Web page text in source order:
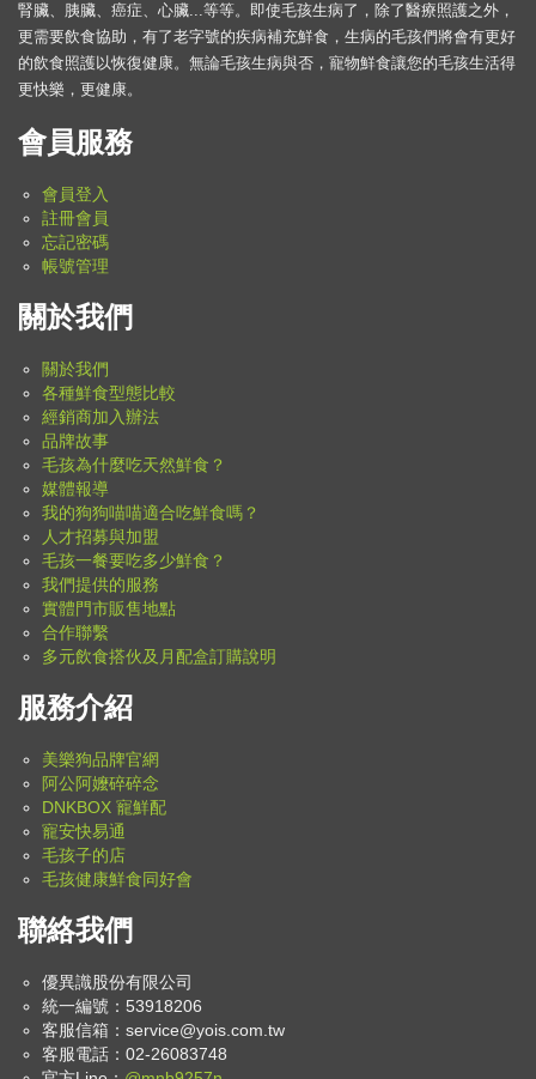
腎臟、胰臟、癌症、心臟...等等。即使毛孩生病了，除了醫療照護之外，
更需要飲食協助，有了老字號的疾病補充鮮食，生病的毛孩們將會有更好
的飲食照護以恢復健康。無論毛孩生病與否，寵物鮮食讓您的毛孩生活得
更快樂，更健康。
會員服務
會員登入
註冊會員
忘記密碼
帳號管理
關於我們
關於我們
各種鮮食型態比較
經銷商加入辦法
品牌故事
毛孩為什麼吃天然鮮食？
媒體報導
我的狗狗喵喵適合吃鮮食嗎？
人才招募與加盟
毛孩一餐要吃多少鮮食？
我們提供的服務
實體門市販售地點
合作聯繫
多元飲食搭伙及月配盒訂購說明
服務介紹
美樂狗品牌官網
阿公阿嬤碎碎念
DNKBOX 寵鮮配
寵安快易通
毛孩子的店
毛孩健康鮮食同好會
聯絡我們
優異識股份有限公司
統一編號：53918206
客服信箱： service@yois.com.tw
客服電話：02-26083748